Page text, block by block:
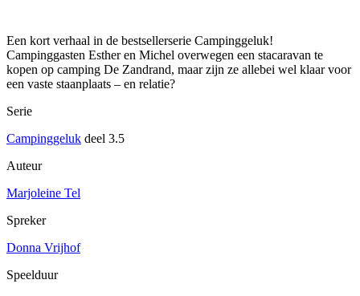
Een kort verhaal in de bestsellerserie Campinggeluk!
Campinggasten Esther en Michel overwegen een stacaravan te
kopen op camping De Zandrand, maar zijn ze allebei wel klaar voor
een vaste staanplaats – en relatie?
Serie
Campinggeluk deel 3.5
Auteur
Marjoleine Tel
Spreker
Donna Vrijhof
Speelduur